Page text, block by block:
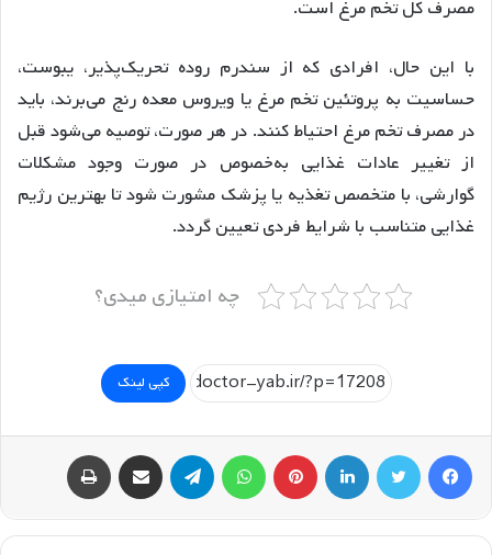
مصرف کل تخم مرغ است.
با این حال، افرادی که از سندرم روده تحریک‌پذیر، یبوست،
حساسیت به پروتئین تخم مرغ یا ویروس معده رنج می‌برند، باید
در مصرف تخم مرغ احتیاط کنند. در هر صورت، توصیه می‌شود قبل
از تغییر عادات غذایی به‌خصوص در صورت وجود مشکلات
گوارشی، با متخصص تغذیه یا پزشک مشورت شود تا بهترین رژیم
غذایی متناسب با شرایط فردی تعیین گردد.
چه امتیازی میدی؟
کپی لینک
فیسبوک توییتر لینکداین پینتریست تلگرام اشتراک گذاری با ایمیل